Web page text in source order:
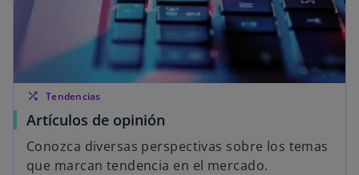
shuffle Tendencias
Artículos de opinión
Conozca diversas perspectivas sobre los temas
que marcan tendencia en el mercado.